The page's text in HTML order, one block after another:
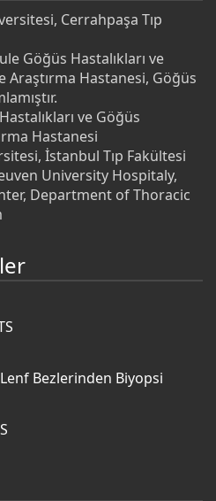
Cerrahpaşa Tıp
Göğüs Hastalıkları ve
Araştırma Hastanesi, Göğüs
ve Göğüs
Hastanesi
İstanbul Tıp Fakültesi
University Hospitaly,
Department of Thoracic
Bezlerinden Biyopsi